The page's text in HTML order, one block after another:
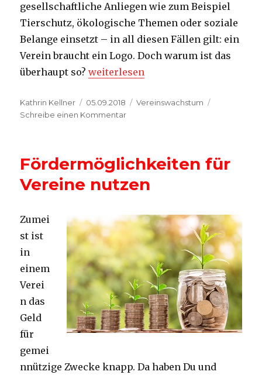
gesellschaftliche Anliegen wie zum Beispiel
Tierschutz, ökologische Themen oder soziale
Belange einsetzt – in all diesen Fällen gilt: ein
Verein braucht ein Logo. Doch warum ist das
überhaupt so?„Das perfekte Logo für jeden Verein“
weiterlesen
Autor
Kathrin Kellner
Veröffentlicht
am
05.09.2018 Kategorien
Vereinswachstum
Schreibe einen Kommentarzu
für
Verein
Fördermöglichkeiten für
Vereine nutzen
Zumei
st ist
in
einem
Verei
n das
Geld
für
gemei
nnützige Zwecke knapp. Da haben Du und